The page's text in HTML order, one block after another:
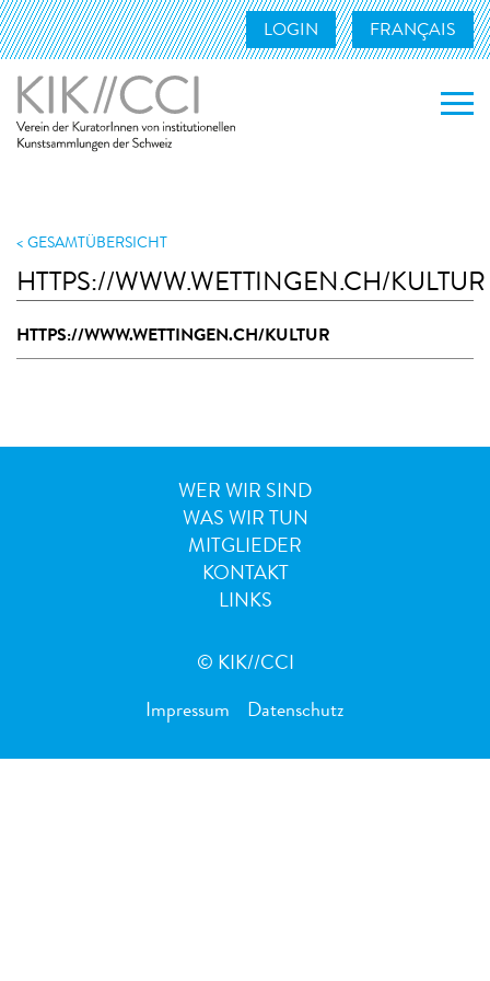
LOGIN FRANÇAIS
WAS WIR TUN
MITGLIEDER
UNSERE MITGLIEDER
GESAMTÜBERSICHT
HTTPS://WWW.WETTINGEN.CH/KULTUR
HTTPS://WWW.WETTINGEN.CH/KULTUR
WER WIR SIND
WAS WIR TUN
MITGLIEDER
KONTAKT
LINKS
© KIK//CCI
Impressum Datenschutz